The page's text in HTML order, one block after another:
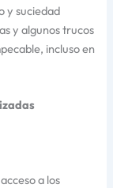
y suciedad
y algunos trucos
incluso en
a los